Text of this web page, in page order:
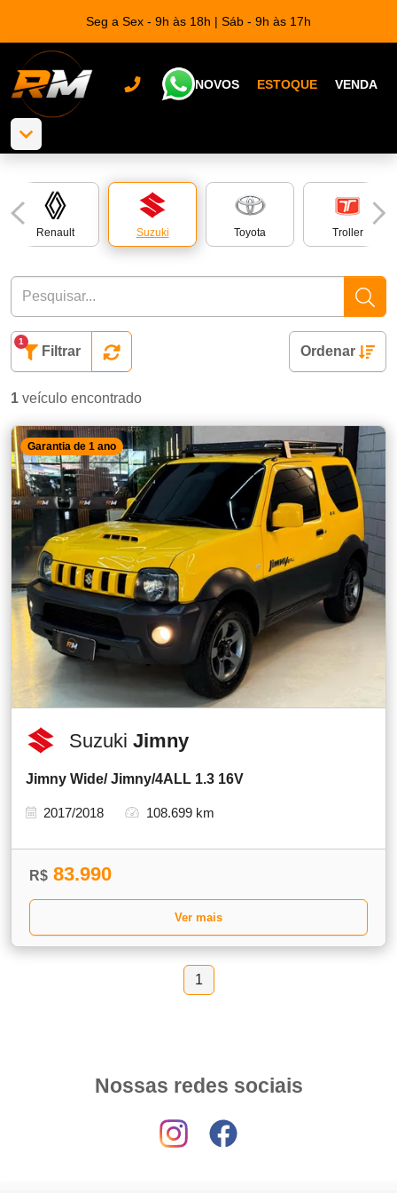
Seg a Sex - 9h às 18h | Sáb - 9h às 17h
NOVOS ESTOQUE VENDA
Renault Suzuki Toyota Troller
Filtrar
1
Ordenar
1 veículo encontrado
Garantia de 1 ano
Suzuki Jimny
Jimny Wide/ Jimny/4ALL 1.3 16V
2017/2018 108.699 km
R$ 83.990
Ver mais
1
Nossas redes sociais